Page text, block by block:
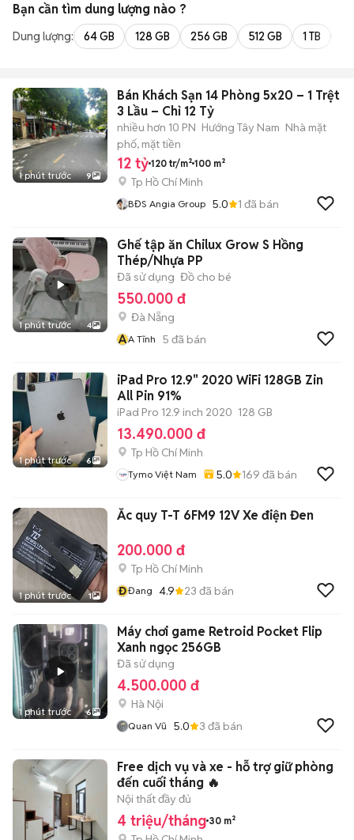
Bạn cần tìm dung lượng nào ?
Dung lượng: 64 GB 128 GB 256 GB 512 GB 1 TB
1 phút trước 9
Bán Khách Sạn 14 Phòng 5x20 – 1 Trệt
3 Lầu – Chỉ 12 Tỷ
nhiều hơn 10 PN Hướng Tây Nam Nhà mặt
phố, mặt tiền
12 tỷ 120 tr/m² 100 m²
Tp Hồ Chí Minh
BĐS Angia Group 5.0 1 đã bán
1 phút trước 4
Ghế tập ăn Chilux Grow S Hồng
Thép/Nhựa PP
Đã sử dụng Đồ cho bé
550.000 đ
Đà Nẵng
AA Tĩnh 5 đã bán
1 phút trước 6
iPad Pro 12.9" 2020 WiFi 128GB Zin
All Pin 91%
iPad Pro 12.9 inch 2020 128 GB
13.490.000 đ
Tp Hồ Chí Minh
Tymo Việt Nam 5.0 169 đã bán
1 phút trước 1
Ắc quy T-T 6FM9 12V Xe điện Đen
200.000 đ
Tp Hồ Chí Minh
ĐĐang 4.9 23 đã bán
1 phút trước 6
Máy chơi game Retroid Pocket Flip
Xanh ngọc 256GB
Đã sử dụng
4.500.000 đ
Hà Nội
Quan Vũ 5.0 3 đã bán
Free dịch vụ và xe - hỗ trợ giữ phòng
đến cuối tháng 🔥
Nội thất đầy đủ
4 triệu/tháng 30 m²